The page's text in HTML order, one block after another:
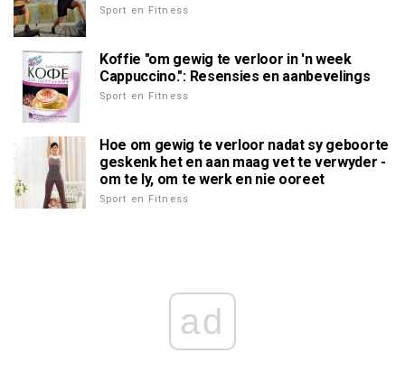
Sport en Fitness
Koffie "om gewig te verloor in 'n week
Cappuccino.": Resensies en aanbevelings
Sport en Fitness
Hoe om gewig te verloor nadat sy geboorte
geskenk het en aan maag vet te verwyder -
om te ly, om te werk en nie ooreet
Sport en Fitness
ad